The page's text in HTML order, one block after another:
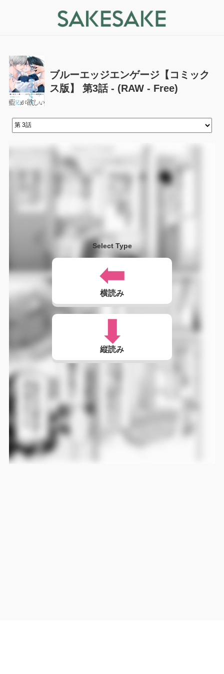
ブルーエッジエンゲージ【コミック
ス版】 第3話 - (RAW - Free)
Select Type
横読み
縦読み